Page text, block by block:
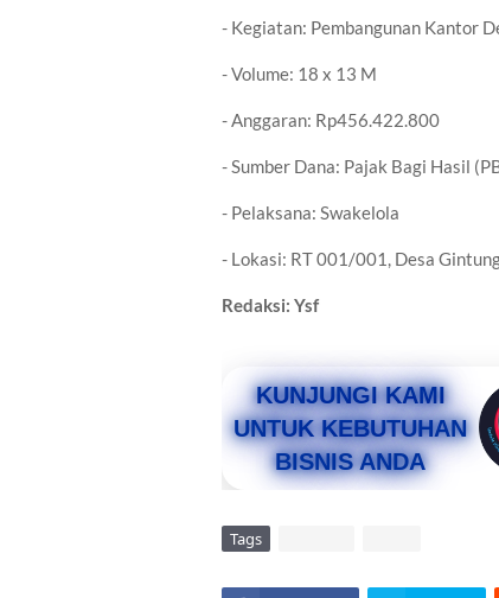
- Kegiatan: Pembangunan Kantor
- Volume: 18 x 13 M
- Anggaran: Rp456.422.800
- Sumber Dana: Pajak Bagi Hasil
- Pelaksana: Swakelola
- Lokasi: RT 001/001, Desa
Redaksi: Ysf
KUNJUNGI KAMI
UNTUK KEBUTUHAN
BISNIS ANDA
Tags